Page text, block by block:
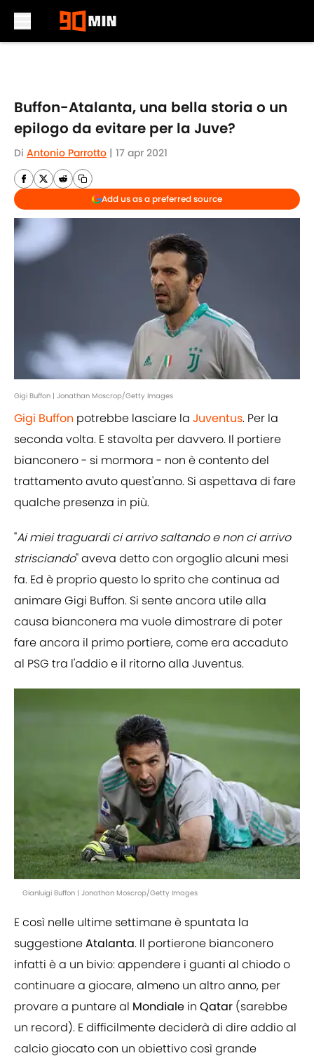
Buffon-Atalanta, una bella storia o un
epilogo da evitare per la Juve?
Di Antonio Parrotto | 17 apr 2021
Add us as a preferred source
Gigi Buffon | Jonathan Moscrop/Getty Images
Gigi Buffon potrebbe lasciare la Juventus. Per la
seconda volta. E stavolta per davvero. Il portiere
bianconero - si mormora - non è contento del
trattamento avuto quest'anno. Si aspettava di fare
qualche presenza in più.
"Ai miei traguardi ci arrivo saltando e non ci arrivo
strisciando" aveva detto con orgoglio alcuni mesi
fa. Ed è proprio questo lo sprito che continua ad
animare Gigi Buffon. Si sente ancora utile alla
causa bianconera ma vuole dimostrare di poter
fare ancora il primo portiere, come era accaduto
al PSG tra l'addio e il ritorno alla Juventus.
Gianluigi Buffon | Jonathan Moscrop/Getty Images
E così nelle ultime settimane è spuntata la
suggestioneAtalanta. Il portierone bianconero
infatti è a un bivio: appendere i guanti al chiodo o
continuare a giocare, almeno un altro anno, per
provare a puntare al Mondiale in Qatar (sarebbe
un record). E difficilmente deciderà di dire addio al
calcio giocato con un obiettivo così grande